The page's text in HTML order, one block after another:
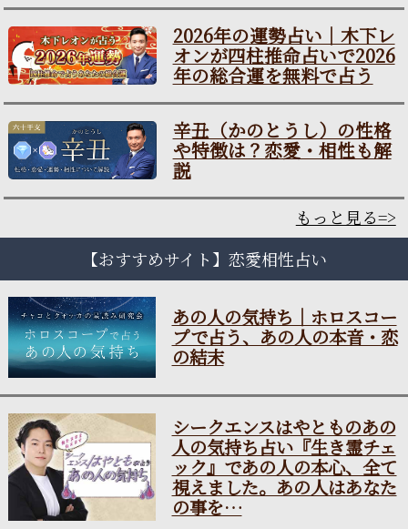
2026年の運勢占い｜木下レ
オンが四柱推命占いで2026
年の総合運を無料で占う
辛丑（かのとうし）の性格
や特徴は？恋愛・相性も解
説
もっと見る=>
【おすすめサイト】恋愛相性占い
あの人の気持ち｜ホロスコー
プで占う、あの人の本音・恋
の結末
シークエンスはやとものあの
人の気持ち占い『生き霊チェ
ック』であの人の本心、全て
視えました。あの人はあなた
の事を…